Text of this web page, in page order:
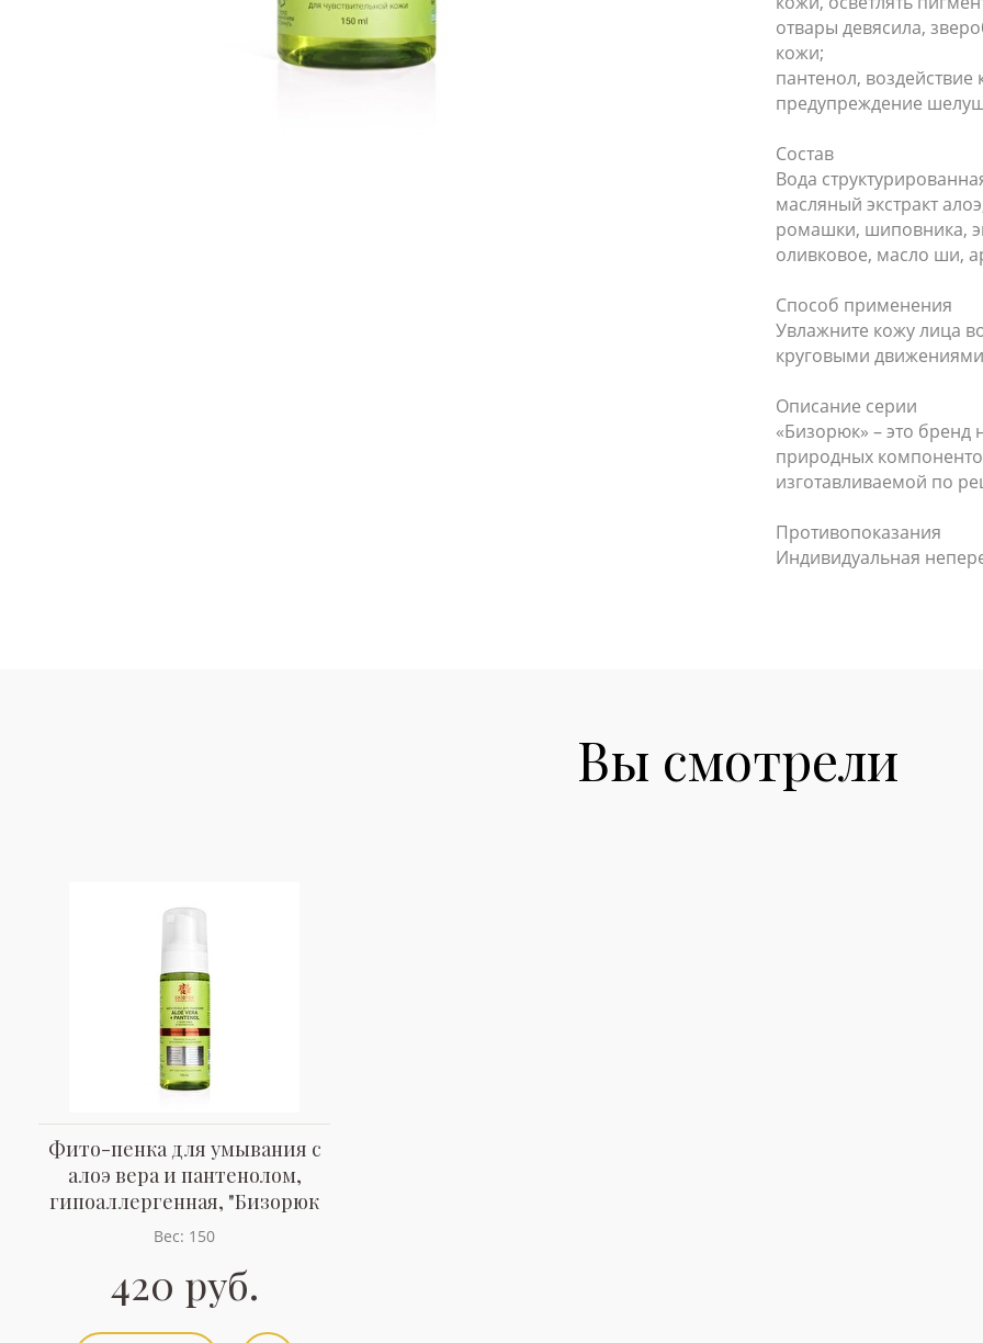
отвары девясила,
кожи;
пантенол,
предупреждение
Состав
Вода
масляный экстракт
ромашки, шиповника,
оливковое, масло ши,
Способ применения
Увлажните кожу лица
круговыми
Описание серии
«Бизорюк» – это бренд
природных
изготавливаемой по
Противопоказания
Индивидуальная
Вы смотрели
Фито-пенка для умывания с
алоэ вера и пантенолом,
гипоаллергенная, "Бизорюк
Вес: 150
420 руб.